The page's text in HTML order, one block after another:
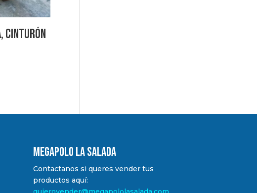
cinturón
MEGAPOLO LA SALADA
Contactanos si queres vender tus
productos aquí: